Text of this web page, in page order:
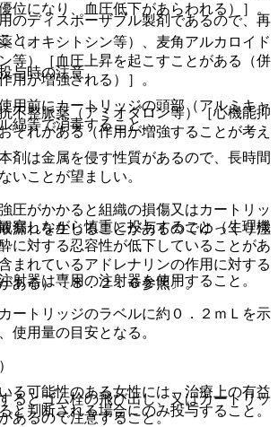
のディスポーザブル製剤であるので、再
と。
与時の注意
用前にカートリッジの頭部（アルミキャ
綿等で消毒すること。
剤は金属を侵す性質があるので、長時間
いことが望ましい。
圧がかかると組織の損傷又はカートリッ
漏れを生じることがあるのでゆっくり注
器は専用の注射器を使用すること。
ートリッジのラベルに約０．２ｍＬを示
使用量の目安となる。
るとゴム栓の飛び出し、又はカートリッ
あるので注意すること。
位になり、血圧低下があらわれる）］。
オキシトシン等）、麦角アルカロイド
等）［血圧上昇を起こすことがある（併
用が増強される）］。
不整脈薬（アミオダロン等）［心機能抑
それがある（作用が増強することが考え
察しながら慎重に投与すること（生理機
に対する忍容性が低下していることがあ
まれているアドレナリンの作用に対する
ある）〔８．２．６参照〕。
る可能性のある女性には、治療上の有益
と判断される場合にのみ投与すること。